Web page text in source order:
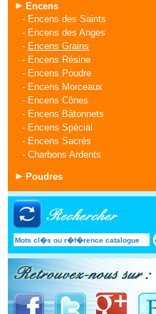
Encens
- Encens des Saints
- Encens des Anges
- Encens Grains
- Encens Résine
- Encens Poudre
- Encens Morceaux
- Encens Cônes
- Encens Bâtonnets
- Encens Spécial
- Encens Sacrés
- Charbons Ardents
Poudres